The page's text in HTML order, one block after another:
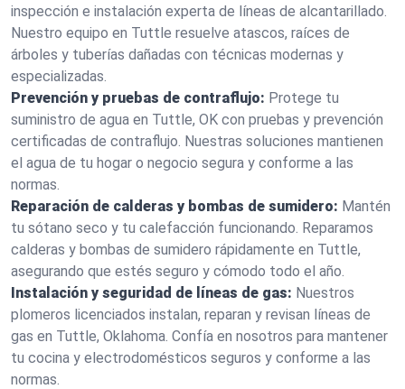
inspección e instalación experta de líneas de alcantarillado.
Nuestro equipo en Tuttle resuelve atascos, raíces de
árboles y tuberías dañadas con técnicas modernas y
especializadas.
Prevención y pruebas de contraflujo: Protege tu
suministro de agua en Tuttle, OK con pruebas y prevención
certificadas de contraflujo. Nuestras soluciones mantienen
el agua de tu hogar o negocio segura y conforme a las
normas.
Reparación de calderas y bombas de sumidero: Mantén
tu sótano seco y tu calefacción funcionando. Reparamos
calderas y bombas de sumidero rápidamente en Tuttle,
asegurando que estés seguro y cómodo todo el año.
Instalación y seguridad de líneas de gas: Nuestros
plomeros licenciados instalan, reparan y revisan líneas de
gas en Tuttle, Oklahoma. Confía en nosotros para mantener
tu cocina y electrodomésticos seguros y conforme a las
normas.